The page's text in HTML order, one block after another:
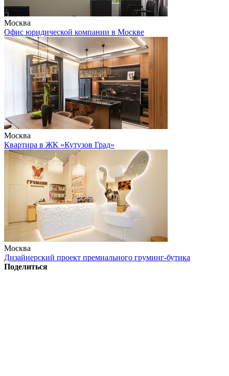
Москва
Офис юридической компании в Москве
Москва
Квартира в ЖК «Кутузов Град»
Москва
Дизайнерский проект премиального груминг-бутика
Поделиться